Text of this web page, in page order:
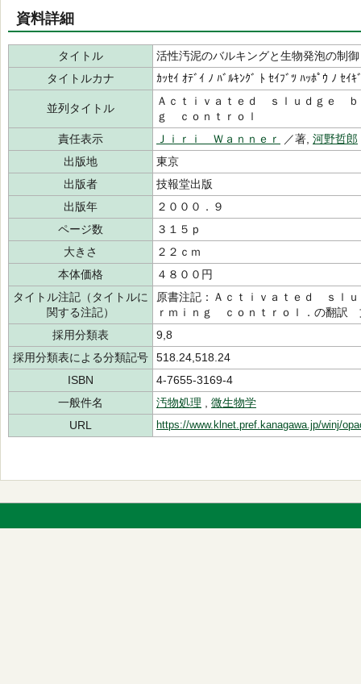
資料詳細
タイトル
活性汚泥のバルキングと生物発泡の制御
タイトルカナ
ｶｯｾｲ ｵﾃﾞｲ ﾉ ﾊﾞﾙｷﾝｸﾞ ﾄ ｾｲﾌﾞﾂ ﾊｯﾎﾟｳ ﾉ ｾｲｷ
並列タイトル
Ａｃｔｉｖａｔｅｄ ｓｌｕｄｇｅ
ｇ ｃｏｎｔｒｏｌ
責任表示
Ｊｉｒｉ Ｗａｎｎｅｒ ／著, 河野哲郎
出版地
東京
出版者
技報堂出版
出版年
２０００．９
ページ数
３１５ｐ
大きさ
２２ｃｍ
本体価格
４８００円
タイトル注記（タイトルに
関する注記）
原書注記：Ａｃｔｉｖａｔｅｄ ｓ
ｒｍｉｎｇ ｃｏｎｔｒｏｌ．の翻
採用分類表
9,8
採用分類表による分類記号
518.24,518.24
ISBN
4-7655-3169-4
一般件名
汚物処理
微生物学
URL
https://www.klnet.pref.kanagawa.jp/winj/